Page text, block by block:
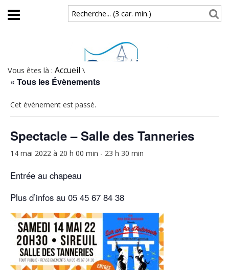
Aller au contenu principal
Recherche... (3 car. min.)
Vous êtes là : Accueil \
« Tous les Évènements
Cet évènement est passé.
Spectacle – Salle des Tanneries
14 mai 2022 à 20 h 00 min - 23 h 30 min
Entrée au chapeau
Plus d’infos au 05 45 67 84 38